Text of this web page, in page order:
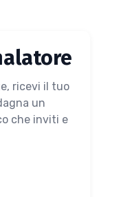
ricevi il tuo
un
che inviti e